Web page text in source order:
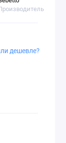
дешевле?